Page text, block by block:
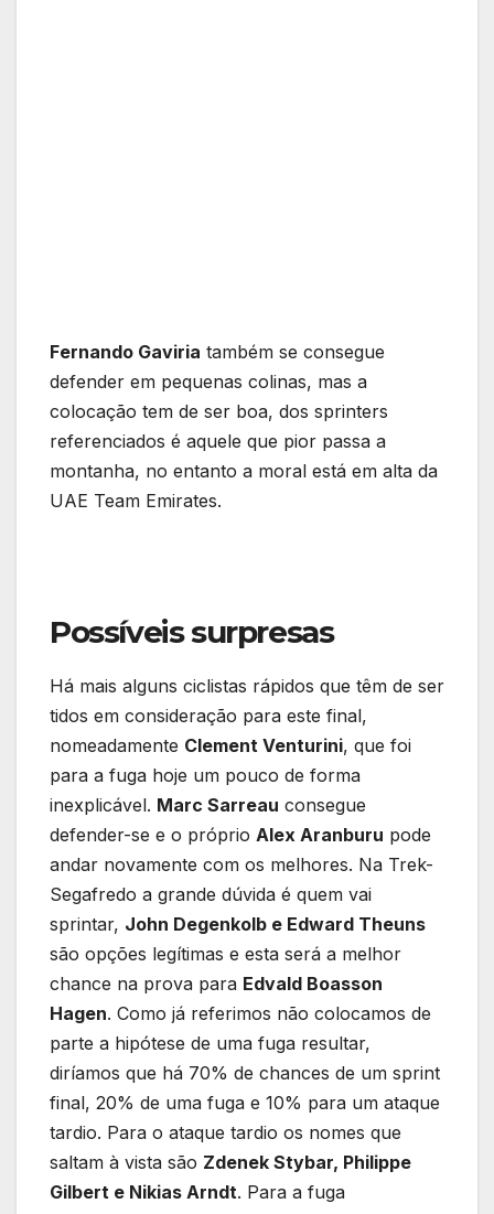
Fernando Gaviria também se consegue
defender em pequenas colinas, mas a
colocação tem de ser boa, dos sprinters
referenciados é aquele que pior passa a
montanha, no entanto a moral está em alta da
UAE Team Emirates.
Possíveis surpresas
Há mais alguns ciclistas rápidos que têm de ser
tidos em consideração para este final,
nomeadamente Clement Venturini, que foi
para a fuga hoje um pouco de forma
inexplicável. Marc Sarreau consegue
defender-se e o próprio Alex Aranburu pode
andar novamente com os melhores. Na Trek-
Segafredo a grande dúvida é quem vai
sprintar, John Degenkolb e Edward Theuns
são opções legítimas e esta será a melhor
chance na prova para Edvald Boasson
Hagen. Como já referimos não colocamos de
parte a hipótese de uma fuga resultar,
diríamos que há 70% de chances de um sprint
final, 20% de uma fuga e 10% para um ataque
tardio. Para o ataque tardio os nomes que
saltam à vista são Zdenek Stybar, Philippe
Gilbert e Nikias Arndt. Para a fuga